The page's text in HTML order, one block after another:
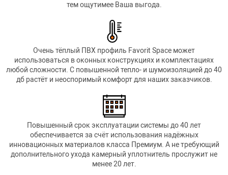
тем ощутимее Ваша выгода.
Очень тёплый ПВХ профиль Favorit Space может
использоваться в оконных конструкциях и комплектациях
любой сложности. С повышенной тепло- и шумоизоляцией до 40
дб растёт и неоспоримый комфорт для наших заказчиков.
Повышенный срок эксплуатации системы до 40 лет
обеспечивается за счёт использования надёжных
инновационных материалов класса Премиум. А не требующий
дополнительного ухода камерный уплотнитель прослужит не
менее 20 лет.